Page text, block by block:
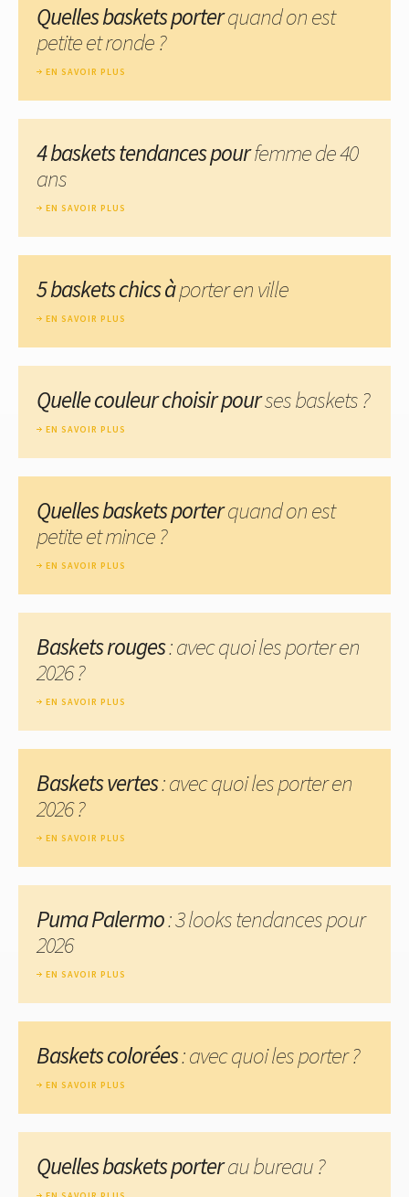
Quelles baskets porterquand on est
petite et ronde ?
EN SAVOIR PLUS
4 baskets tendances pourfemme de 40
ans
EN SAVOIR PLUS
5 baskets chics àporter en ville
EN SAVOIR PLUS
Quelle couleur choisir pourses baskets ?
EN SAVOIR PLUS
Quelles baskets porterquand on est
petite et mince ?
EN SAVOIR PLUS
Baskets rouges: avec quoi les porter en
2026 ?
EN SAVOIR PLUS
Baskets vertes: avec quoi les porter en
2026 ?
EN SAVOIR PLUS
Puma Palermo: 3 looks tendances pour
2026
EN SAVOIR PLUS
Baskets colorées: avec quoi les porter ?
EN SAVOIR PLUS
Quelles baskets porterau bureau ?